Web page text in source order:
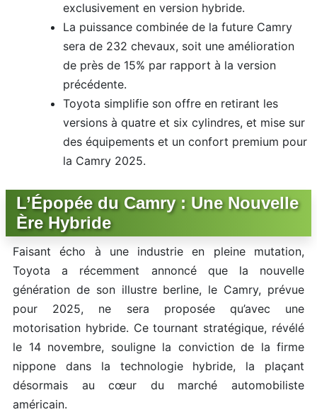
exclusivement en version hybride.
La puissance combinée de la future Camry
sera de 232 chevaux, soit une amélioration
de près de 15% par rapport à la version
précédente.
Toyota simplifie son offre en retirant les
versions à quatre et six cylindres, et mise sur
des équipements et un confort premium pour
la Camry 2025.
L’Épopée du Camry : Une Nouvelle
Ère Hybride
Faisant écho à une industrie en pleine mutation,
Toyota a récemment annoncé que la nouvelle
génération de son illustre berline, le Camry, prévue
pour 2025, ne sera proposée qu’avec une
motorisation hybride. Ce tournant stratégique, révélé
le 14 novembre, souligne la conviction de la firme
nippone dans la technologie hybride, la plaçant
désormais au cœur du marché automobiliste
américain.